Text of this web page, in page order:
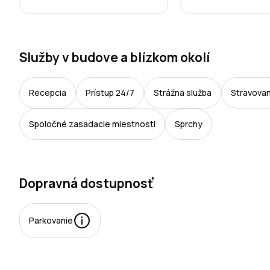
Služby v budove a blízkom okolí
Recepcia Prístup 24/7 Strážna služba
Spoločné zasadacie miestnosti Sprchy
Dopravná dostupnosť
Parkovanie